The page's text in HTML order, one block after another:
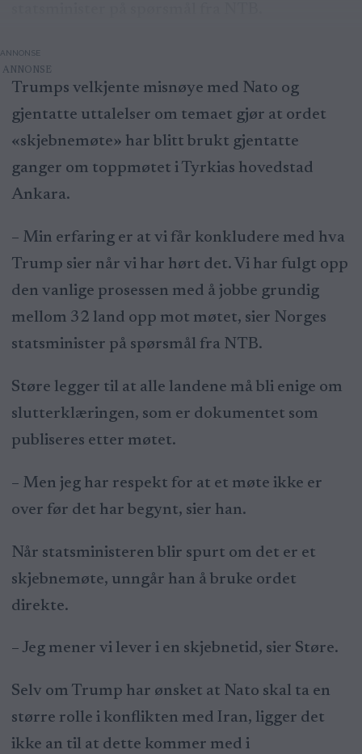
ANNONSE
Trumps velkjente misnøye med Nato og
gjentatte uttalelser om temaet gjør at ordet
«skjebnemøte» har blitt brukt gjentatte
ganger om toppmøtet i Tyrkias hovedstad
Ankara.
– Min erfaring er at vi får konkludere med hva
Trump sier når vi har hørt det. Vi har fulgt opp
den vanlige prosessen med å jobbe grundig
mellom 32 land opp mot møtet, sier Norges
statsminister på spørsmål fra NTB.
Støre legger til at alle landene må bli enige om
slutterklæringen, som er dokumentet som
publiseres etter møtet.
– Men jeg har respekt for at et møte ikke er
over før det har begynt, sier han.
Når statsministeren blir spurt om det er et
skjebnemøte, unngår han å bruke ordet
direkte.
– Jeg mener vi lever i en skjebnetid, sier Støre.
Selv om Trump har ønsket at Nato skal ta en
større rolle i konflikten med Iran, ligger det
ikke an til at dette kommer med i